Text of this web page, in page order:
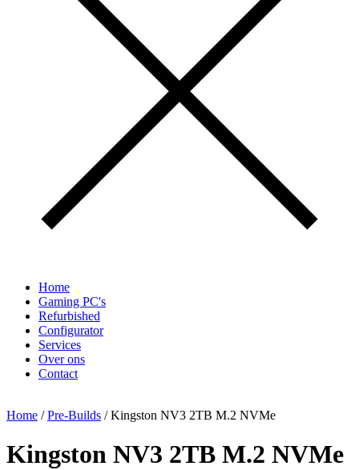
Home
Gaming PC's
Refurbished
Configurator
Services
Over ons
Contact
Home /Pre-Builds / Kingston NV3 2TB M.2 NVMe
Kingston NV3 2TB M.2 NVMe